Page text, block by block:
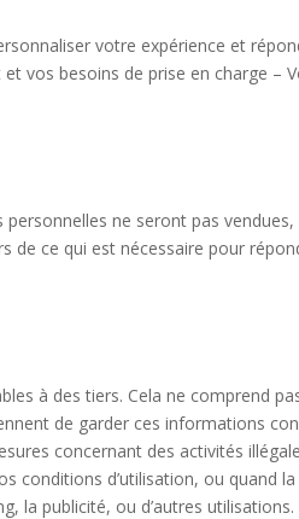
votre expérience et
vos besoins de prise en charge –
ne seront pas
de ce qui est nécessaire pour
à des tiers. Cela ne comprend
de garder ces informations
concernant des activités
conditions d’utilisation, ou quand
la publicité, ou d’autres utilisations.